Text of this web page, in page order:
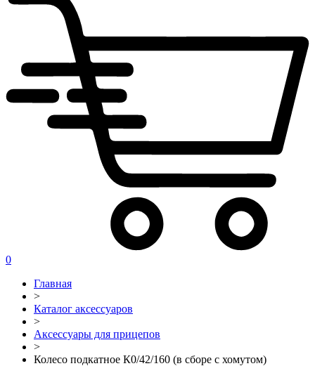
0
Главная
>
Каталог аксессуаров
>
Аксессуары для прицепов
>
Колесо подкатное К0/42/160 (в сборе с хомутом)